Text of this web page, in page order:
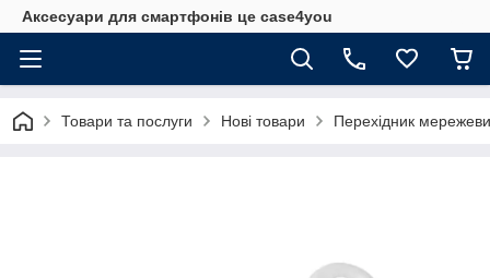
Аксесуари для смартфонів це case4you
Товари та послуги Нові товари Перехідник